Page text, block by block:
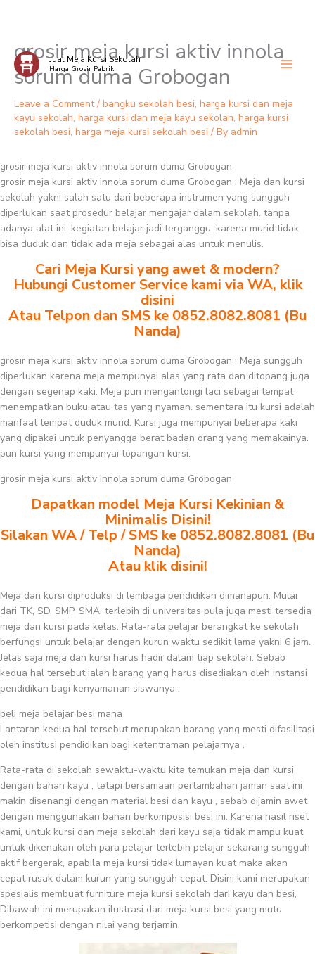
Skip
content
Jual Meja Kursi Sekolah
Harga Grosir Pabrik
grosir meja kursi aktiv innola
sorum duma Grobogan
Leave a Comment / bangku sekolah besi, harga kursi dan meja
kayu sekolah, harga kursi dan meja kayu sekolah, harga kursi
sekolah besi, harga meja kursi sekolah besi / By admin
grosir meja kursi aktiv innola sorum duma Grobogan
grosir meja kursi aktiv innola sorum duma Grobogan : Meja dan kursi
sekolah yakni salah satu dari beberapa instrumen yang sungguh
diperlukan saat prosedur belajar mengajar dalam sekolah. tanpa
adanya alat ini, kegiatan belajar jadi terganggu. karena murid tidak
bisa duduk dan tidak ada meja sebagai alas untuk menulis.
Cari Meja Kursi yang awet & modern?
Hubungi Customer Service kami via WA, klik
disini
Atau Telpon dan SMS ke 0852.8082.8081 (Bu
Nanda)
grosir meja kursi aktiv innola sorum duma Grobogan : Meja sungguh
diperlukan karena meja mempunyai alas yang rata dan ditopang juga
dengan segenap kaki. Meja pun mengantongi laci sebagai tempat
menempatkan buku atau tas yang nyaman. sementara itu kursi adalah
manfaat tempat duduk murid. Kursi juga mempunyai beberapa kaki
yang dipakai untuk penyangga berat badan orang yang memakainya.
pun kursi yang mempunyai topangan kursi.
grosir meja kursi aktiv innola sorum duma Grobogan
Dapatkan model Meja Kursi Kekinian &
Minimalis Disini!
Silakan WA / Telp / SMS ke 0852.8082.8081 (Bu
Nanda)
Atau klik disini!
Meja dan kursi diproduksi di lembaga pendidikan dimanapun. Mulai
dari TK, SD, SMP, SMA, terlebih di universitas pula juga mesti tersedia
meja dan kursi pada kelas. Rata-rata pelajar berangkat ke sekolah
berfungsi untuk belajar dengan kurun waktu sedikit lama yakni 6 jam.
Jelas saja meja dan kursi harus hadir dalam tiap sekolah. Sebab
kedua hal tersebut ialah barang yang harus disediakan oleh instansi
pendidikan bagi kenyamanan siswanya .
beli meja belajar besi mana
Lantaran kedua hal tersebut merupakan barang yang mesti difasilitasi
oleh institusi pendidikan bagi ketentraman pelajarnya .
Rata-rata di sekolah sewaktu-waktu kita temukan meja dan kursi
dengan bahan kayu , tetapi bersamaan pertambahan jaman saat ini
makin disenangi dengan material besi dan kayu , sebab dijamin awet
dengan menggunakan bahan berkomposisi besi ini. Karena hasil riset
kami, untuk kursi dan meja sekolah dari kayu saja tidak mampu kuat
untuk dikenakan oleh para pelajar terlebih pelajar sekarang sungguh
aktif bergerak, apabila meja kursi tidak lumayan kuat maka akan
cepat rusak dalam kurun yang sungguh cepat. Disini kami merupakan
spesialis membuat furniture meja kursi sekolah dari kayu dan besi,
Dibawah ini merupakan ilustrasi dari meja kursi besi yang mutu
berkompetisi dengan nilai yang terjamin.